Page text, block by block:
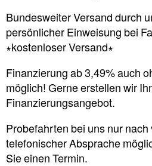
Bundesweiter Versand durch
persönlicher Einweisung bei
∗kostenloser Versand∗
Finanzierung ab 3,49% auch
möglich! Gerne erstellen wir
Finanzierungsangebot.
Probefahrten bei uns nur
telefonischer Absprache
Sie einen Termin.